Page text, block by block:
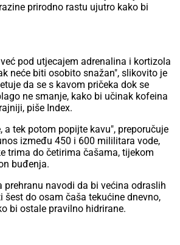
prirodno rastu ujutro kako bi
pod utjecajem adrenalina i kortizola
neće biti osobito snažan", slikovito je
da se s kavom pričeka dok se
ne smanje, kako bi učinak kofeina
piše Index.
a tek potom popijte kavu", preporučuje
između 450 i 600 mililitara vode,
trima do četirima čašama, tijekom
buđenja.
prehranu navodi da bi većina odraslih
šest do osam čaša tekućine dnevno,
bi ostale pravilno hidrirane.